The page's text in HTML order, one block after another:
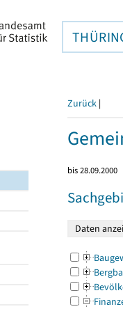
Zurück |
bis 28.09.2000